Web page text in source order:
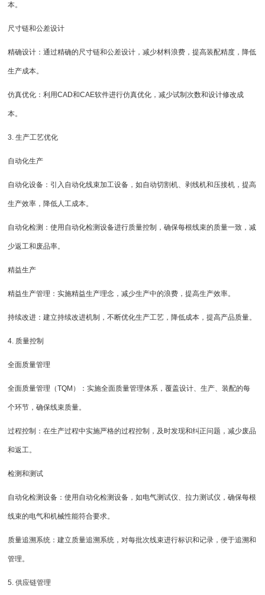
本。
尺寸链和公差设计
精确设计：通过精确的尺寸链和公差设计，减少材料浪费，提高装配精度，降低
生产成本。
仿真优化：利用CAD和CAE软件进行仿真优化，减少试制次数和设计修改成
本。
3. 生产工艺优化
自动化生产
自动化设备：引入自动化线束加工设备，如自动切割机、剥线机和压接机，提高
生产效率，降低人工成本。
自动化检测：使用自动化检测设备进行质量控制，确保每根线束的质量一致，减
少返工和废品率。
精益生产
精益生产管理：实施精益生产理念，减少生产中的浪费，提高生产效率。
持续改进：建立持续改进机制，不断优化生产工艺，降低成本，提高产品质量。
4. 质量控制
全面质量管理
全面质量管理（TQM）：实施全面质量管理体系，覆盖设计、生产、装配的每
个环节，确保线束质量。
过程控制：在生产过程中实施严格的过程控制，及时发现和纠正问题，减少废品
和返工。
检测和测试
自动化检测设备：使用自动化检测设备，如电气测试仪、拉力测试仪，确保每根
线束的电气和机械性能符合要求。
质量追溯系统：建立质量追溯系统，对每批次线束进行标识和记录，便于追溯和
管理。
5. 供应链管理